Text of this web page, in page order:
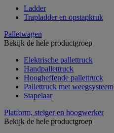
Ladder
Trapladder en opstapkruk
Palletwagen
Bekijk de hele productgroep
Elektrische pallettruck
Handpallettruck
Hoogheffende pallettruck
Pallettruck met weegsysteem
Stapelaar
Platform, steiger en hoogwerker
Bekijk de hele productgroep